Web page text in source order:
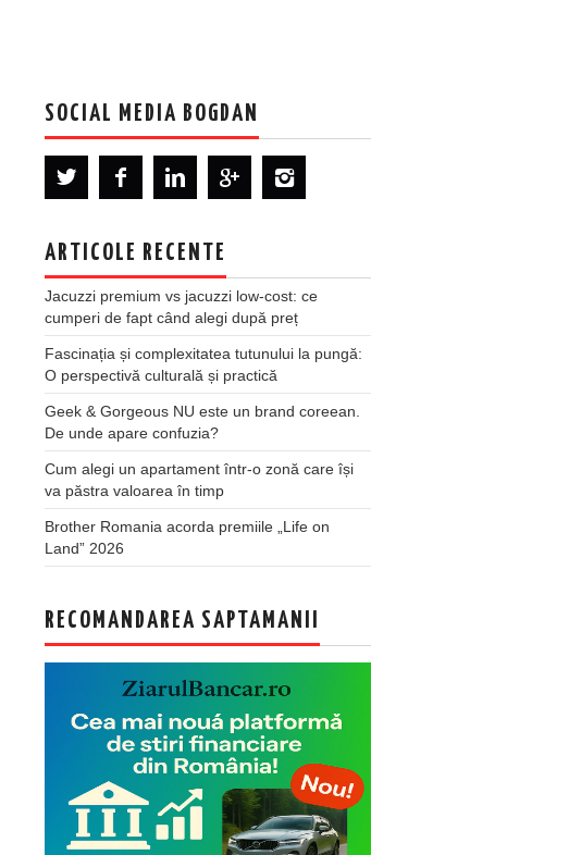
SOCIAL MEDIA BOGDAN
ARTICOLE RECENTE
Jacuzzi premium vs jacuzzi low-cost: ce
cumperi de fapt când alegi după preț
Fascinația și complexitatea tutunului la pungă:
O perspectivă culturală și practică
Geek & Gorgeous NU este un brand coreean.
De unde apare confuzia?
Cum alegi un apartament într-o zonă care își
va păstra valoarea în timp
Brother Romania acorda premiile „Life on
Land” 2026
RECOMANDAREA SAPTAMANII